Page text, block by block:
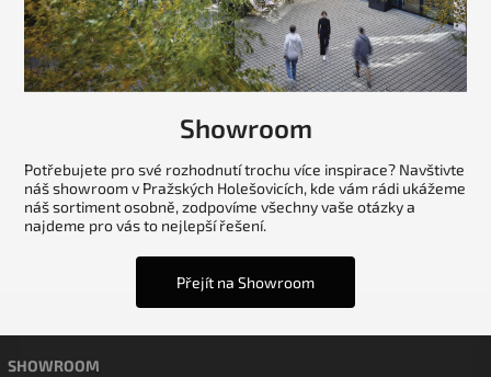
Showroom
Potřebujete pro své rozhodnutí trochu více inspirace? Navštivte
náš showroom v Pražských Holešovicích, kde vám rádi ukážeme
náš sortiment osobně, zodpovíme všechny vaše otázky a
najdeme pro vás to nejlepší řešení.
Přejít na Showroom
SHOWROOM